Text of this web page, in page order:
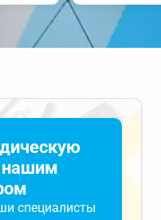
нашим
специалисты